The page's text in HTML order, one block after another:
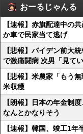
おーるじゃんる
【速報】赤旗配達中の
か車で民家当て逃げ
【悲報】バイデン前大
で激痛闘病 次男「見て
【悲報】米農家「もう
米収穫
【朗報】日本の年金制
なんとかなりそう
【速報】韓国、竣工1